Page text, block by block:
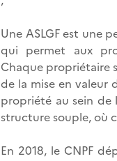
Une ASLGF est une
qui permet aux
Chaque propriétaire
de la mise en valeur
propriété au sein de
structure souple, où
En 2018, le CNPF